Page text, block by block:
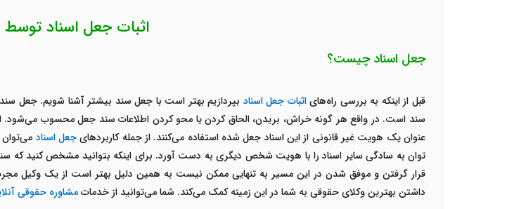
اثبات جعل اسناد توسط
جعل اسناد چیست؟
قبل از اینکه به بررسی راه‌هایاثبات جعل اسناد بپردازیم بهتر است با جعل سند بیشتر آشنا شویم. جعل
سند است. در واقع هر گونه خراش، بریدن، الحاق کردن یا محو کردن اطلاعات سند جعل محسوب می‌شود.
عنوان یک هویت غیر قانونی از این اسناد جعل شده استفاده می‌کنند. از جمله کاربردهایجعل اسناد
توان به سادگی سایر اسناد را با هویت شخص دیگری به دست آورد. برای اینکه بتوانید مشخص کنید
قرار گرفتن و موفق شدن در این مسیر به تنهایی ممکن نیست به همین دلیل بهتر است از یک وکیل
داشتن بهترین وکلای حقوقی به شما در این زمینه کمک می‌کند. شما می‌توانید از خدماتمشاوره حقوقی